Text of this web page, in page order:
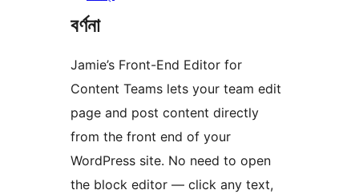
বৰ্ণনা
Jamie’s Front-End Editor for
Content Teams lets your team edit
page and post content directly
from the front end of your
WordPress site. No need to open
the block editor — click any text,